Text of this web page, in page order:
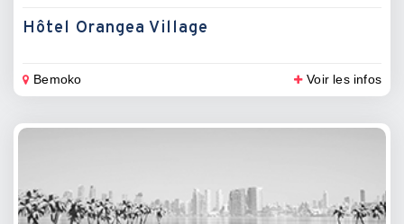
Hôtel Orangea Village
Bemoko Voir les infos